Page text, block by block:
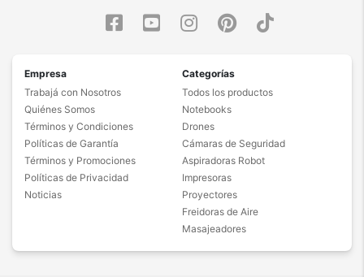
Empresa
Trabajá con Nosotros
Quiénes Somos
Términos y Condiciones
Políticas de Garantía
Términos y Promociones
Políticas de Privacidad
Noticias
Categorías
Todos los productos
Notebooks
Drones
Cámaras de Seguridad
Aspiradoras Robot
Impresoras
Proyectores
Freidoras de Aire
Masajeadores